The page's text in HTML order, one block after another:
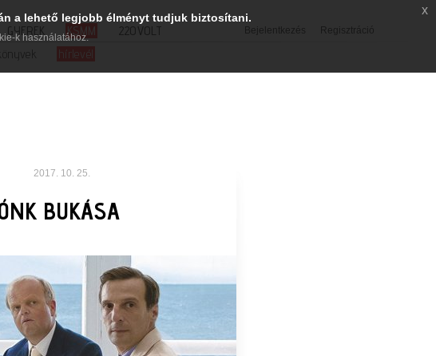
Bejelentkezés Regisztráció
GYEREK KSMM
220VOLT
hírlevél
2017. 10. 25.
BUKÁSA
a lehető legjobb élményt tudjuk biztosítani.
k használatához.
x